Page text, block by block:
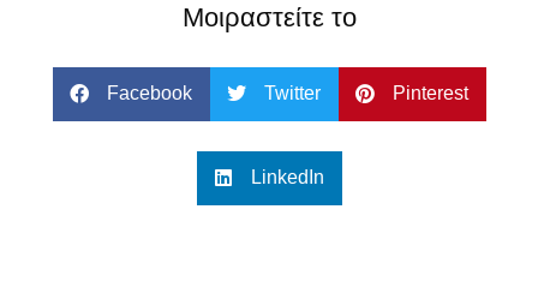
Μοιραστείτε το
Facebook Twitter Pinterest
LinkedIn